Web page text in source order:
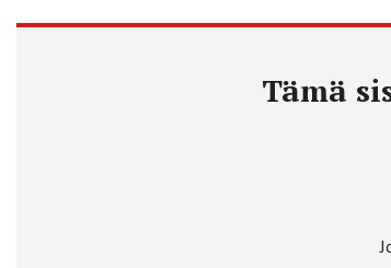
Tämä